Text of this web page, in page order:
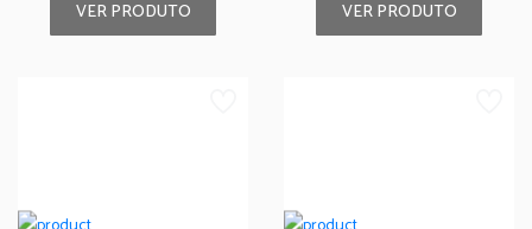
VER PRODUTO
VER PRODUTO